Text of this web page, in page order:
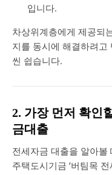
입니다.
차상위계층에게 제공되
지를 동시에 해결하려고
씬 쉽습니다.
2. 가장 먼저 확인
금대출
전세자금 대출을 알아볼
주택도시기금 ‘버팀목